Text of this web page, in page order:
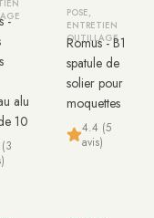
-
alu
10
POSE,
ENTRETIEN
OUTILLAGE
Romus - B1
spatule de
solier pour
moquettes
4.4 (5
avis)